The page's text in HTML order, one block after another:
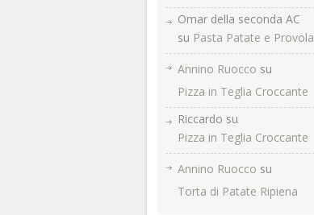
Omar della seconda AC
su Pasta Patate e Provola
Annino Ruocco su
Pizza in Teglia Croccante
Riccardo su
Pizza in Teglia Croccante
Annino Ruocco su
Torta di Patate Ripiena